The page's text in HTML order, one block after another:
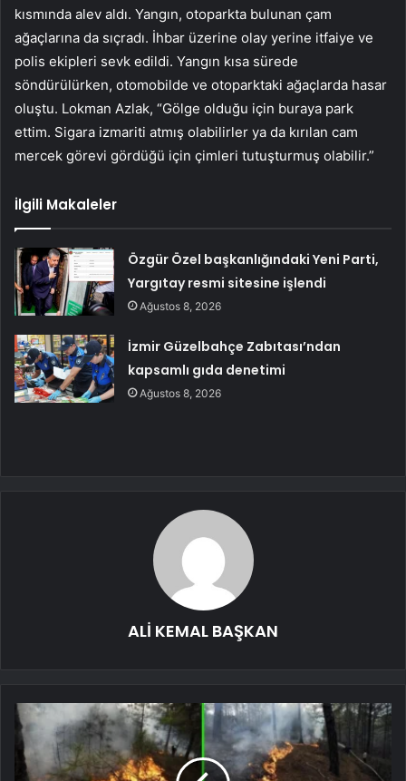
kısmında alev aldı. Yangın, otoparkta bulunan çam
ağaçlarına da sıçradı. İhbar üzerine olay yerine itfaiye ve
polis ekipleri sevk edildi. Yangın kısa sürede
söndürülürken, otomobilde ve otoparktaki ağaçlarda hasar
oluştu. Lokman Azlak, “Gölge olduğu için buraya park
ettim. Sigara izmariti atmış olabilirler ya da kırılan cam
mercek görevi gördüğü için çimleri tutuşturmuş olabilir.”
İlgili Makaleler
Özgür Özel başkanlığındaki Yeni Parti,
Yargıtay resmi sitesine işlendi
Ağustos 8, 2026
İzmir Güzelbahçe Zabıtası’ndan
kapsamlı gıda denetimi
Ağustos 8, 2026
ALİ KEMAL BAŞKAN